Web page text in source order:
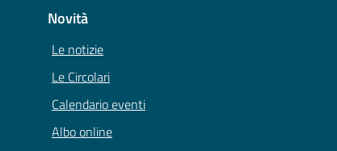
Novità
Le notizie
Le Circolari
Calendario eventi
Albo online